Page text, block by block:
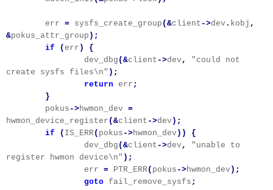
err = sysfs_create_group (&client ->dev . kobj ,
&pokus_attr_group );
if
( err )
{
dev_dbg (&client ->dev,
"could not
create sysfs files\n" );
return err ;
}
pokus ->hwmon_dev =
hwmon_device_register (&client ->dev);
if
( IS_ERR( pokus ->hwmon_dev))
{
dev_dbg (&client ->dev,
"unable to
register hwmon device\n" );
err = PTR_ERR( pokus ->hwmon_dev);
goto fail_remove_sysfs ;